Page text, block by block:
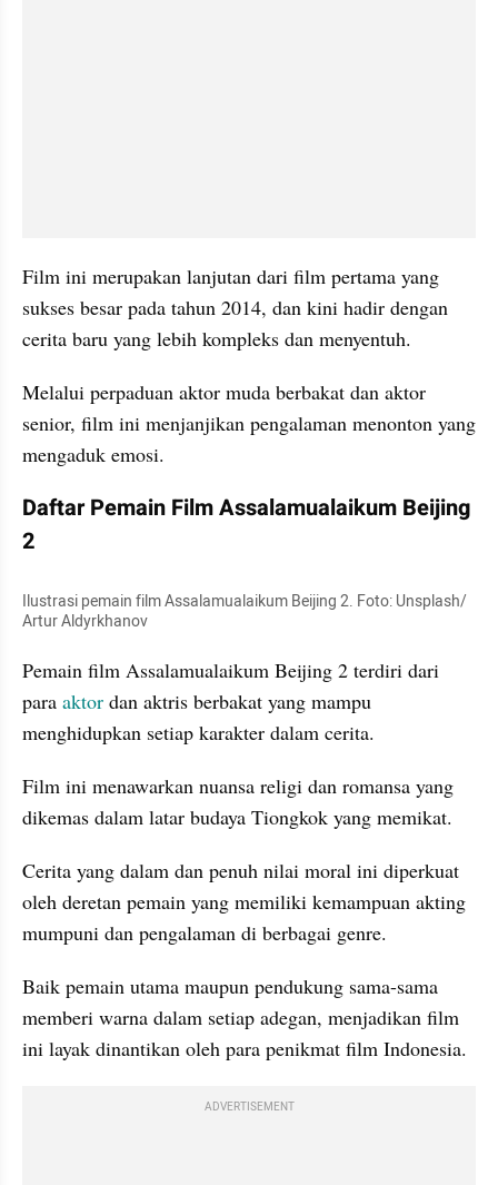
Film ini merupakan lanjutan dari film pertama yang
sukses besar pada tahun 2014, dan kini hadir dengan
cerita baru yang lebih kompleks dan menyentuh.
Melalui perpaduan aktor muda berbakat dan aktor
senior, film ini menjanjikan pengalaman menonton yang
mengaduk emosi.
Daftar Pemain Film Assalamualaikum Beijing
2
Ilustrasi pemain film Assalamualaikum Beijing 2. Foto: Unsplash/
Artur Aldyrkhanov
Pemain film Assalamualaikum Beijing 2 terdiri dari
para aktor dan aktris berbakat yang mampu
menghidupkan setiap karakter dalam cerita.
Film ini menawarkan nuansa religi dan romansa yang
dikemas dalam latar budaya Tiongkok yang memikat.
Cerita yang dalam dan penuh nilai moral ini diperkuat
oleh deretan pemain yang memiliki kemampuan akting
mumpuni dan pengalaman di berbagai genre.
Baik pemain utama maupun pendukung sama-sama
memberi warna dalam setiap adegan, menjadikan film
ini layak dinantikan oleh para penikmat film Indonesia.
ADVERTISEMENT